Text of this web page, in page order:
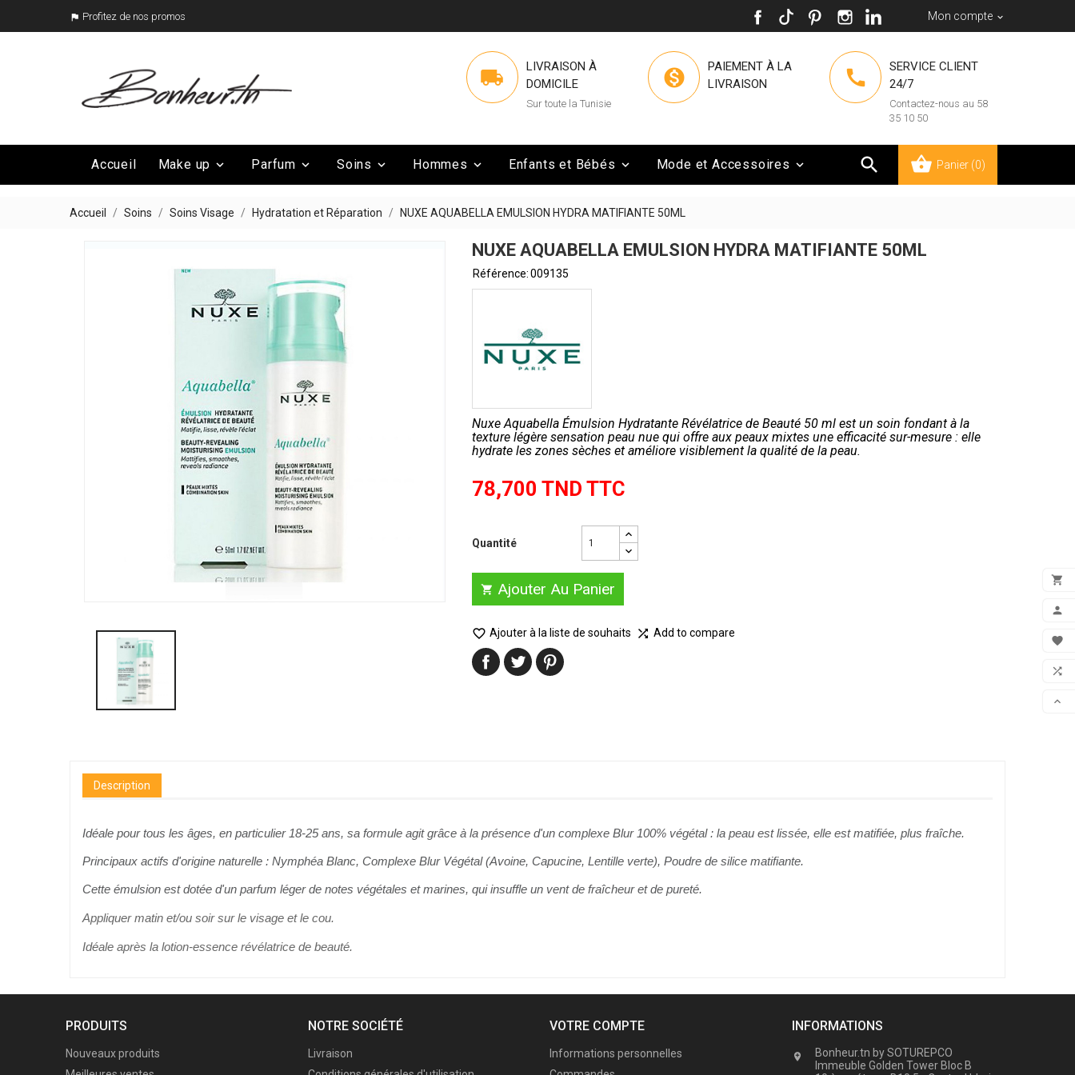





 Profitez de nos promos Mon compte 

LIVRAISON À
DOMICILE
Sur toute la Tunisie

PAIEMENT À LA
LIVRAISON

SERVICE CLIENT
24/7
Contactez-nous au 58
35 10 50
Accueil 
Make up 
Parfum 
Soins 
Hommes 
Enfants et Bébés 
Mode et Accessoires
Mega Promo Nos marques
 Panier (0)
Accueil Soins Soins Visage Hydratation et Réparation NUXE AQUABELLA EMULSION HYDRA MATIFIANTE 50ML
NUXE AQUABELLA EMULSION HYDRA MATIFIANTE 50ML
Référence:009135
Nuxe Aquabella Émulsion Hydratante Révélatrice de Beauté 50 ml est un soin fondant à la
texture légère sensation peau nue qui offre aux peaux mixtes une efficacité sur-mesure : elle
hydrate les zones sèches et améliore visiblement la qualité de la peau.
78,700 TND TTC
Quantité
 Ajouter Au Panier
 Ajouter à la liste de souhaits  Add to compare
Description
Idéale pour tous les âges, en particulier 18-25 ans, sa formule agit grâce à la présence d'un complexe Blur 100% végétal : la peau est lissée, elle est matifiée, plus fraîche.
Principaux actifs d'origine naturelle : Nymphéa Blanc, Complexe Blur Végétal (Avoine, Capucine, Lentille verte), Poudre de silice matifiante.
Cette émulsion est dotée d'un parfum léger de notes végétales et marines, qui insuffle un vent de fraîcheur et de pureté.
Appliquer matin et/ou soir sur le visage et le cou.
Idéale après la lotion-essence révélatrice de beauté.
PRODUITS
Nouveaux produits
NOTRE SOCIÉTÉ
Livraison
VOTRE COMPTE
Informations personnelles
INFORMATIONS

Bonheur.tn by SOTUREPCO
Immeuble Golden Tower Bloc B